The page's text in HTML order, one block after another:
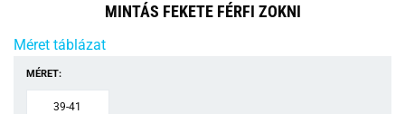
MINTÁS FEKETE FÉRFI ZOKNI
Méret táblázat
MÉRET:
39-41